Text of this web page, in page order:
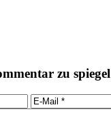
zu spiegel